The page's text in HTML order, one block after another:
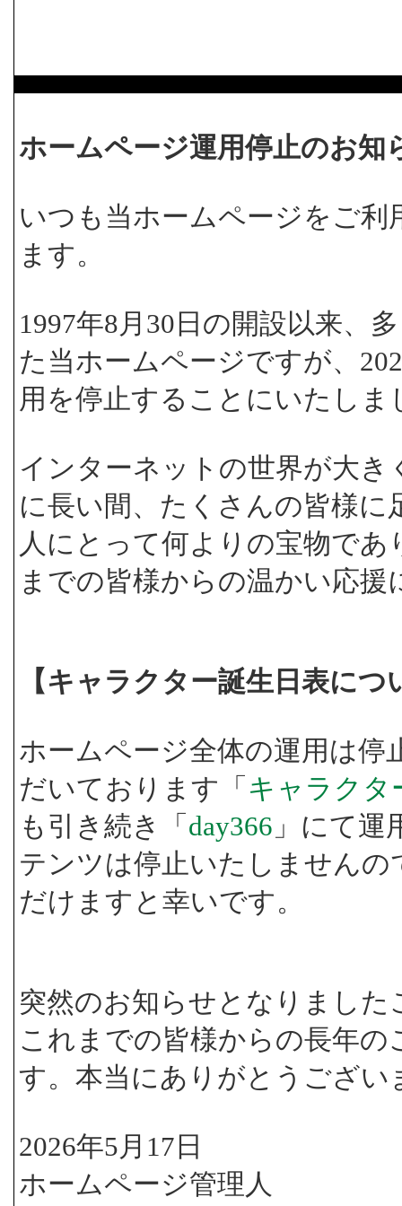
ホームページ運用停止のお知
いつも当ホームページをご
ます。
1997年8月30日の開設以来、
た当ホームページですが、
用を停止することにいたしま
インターネットの世界が大
に長い間、たくさんの皆様
人にとって何よりの宝物で
までの皆様からの温かい応
【キャラクター誕生日表に
ホームページ全体の運用は停
だいております「 キャラクタ
も引き続き「 day366 」にて
テンツは停止いたしません
だけますと幸いです。
突然のお知らせとなりまし
これまでの皆様からの長年
す。本当にありがとうござい
2026年5月17日
ホームページ管理人